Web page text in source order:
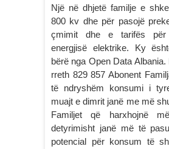
Një në dhjetë familje e
800 kv dhe për pasojë
çmimit dhe e tarifës
energjisë elektrike. Ky
bërë nga Open Data
rreth 829 857 Abonent
të ndryshëm konsumi i
muajt e dimrit janë me më
Familjet që harxhojnë
detyrimisht janë më të
potencial për konsum të